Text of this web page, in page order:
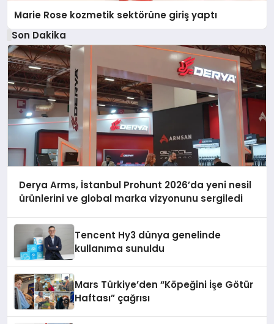
Marie Rose kozmetik sektörüne giriş yaptı
Son Dakika
Derya Arms, İstanbul Prohunt 2026’da yeni nesil
ürünlerini ve global marka vizyonunu sergiledi
Tencent Hy3 dünya genelinde
kullanıma sunuldu
Mars Türkiye’den “Köpeğini İşe Götür
Haftası” çağrısı